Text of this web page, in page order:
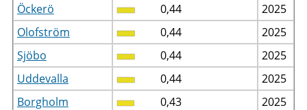
Öckerö
0,44
2025
Olofström
0,44
2025
Sjöbo
0,44
2025
Uddevalla
0,44
2025
Borgholm
0,43
2025